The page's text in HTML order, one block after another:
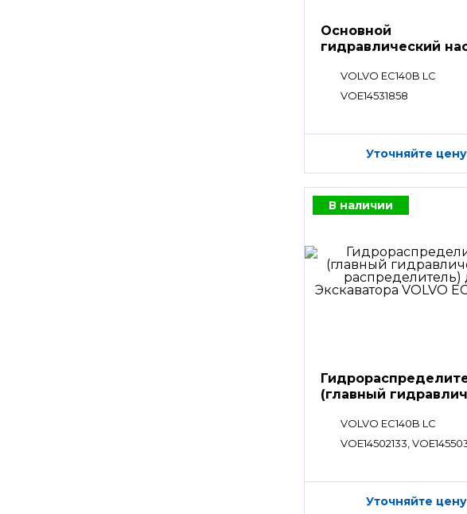
Основной
гидравлический
VOLVO EC140B LC
VOE14531858
Уточняйте цену
В наличии
(главный
VOLVO EC140B LC
VOE14502133,
Уточняйте цену